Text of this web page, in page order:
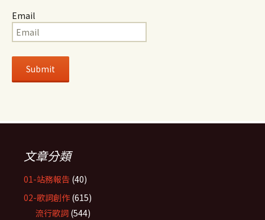
Email
文章分類
01-站務報告 (40)
02-歌詞創作 (615)
流行歌詞 (544)